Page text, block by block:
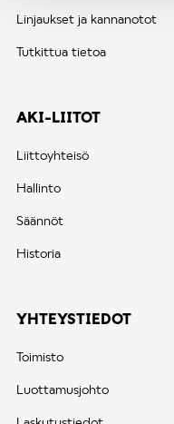
Linjaukset ja kannanotot
Tutkittua tietoa
AKI-LIITOT
Liittoyhteisö
Hallinto
Säännöt
Historia
YHTEYSTIEDOT
Toimisto
Luottamusjohto